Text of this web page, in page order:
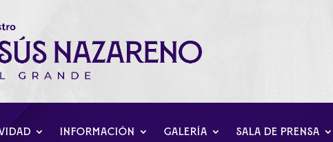
INFORMACIÓN GALERÍA SALA DE PRENSA